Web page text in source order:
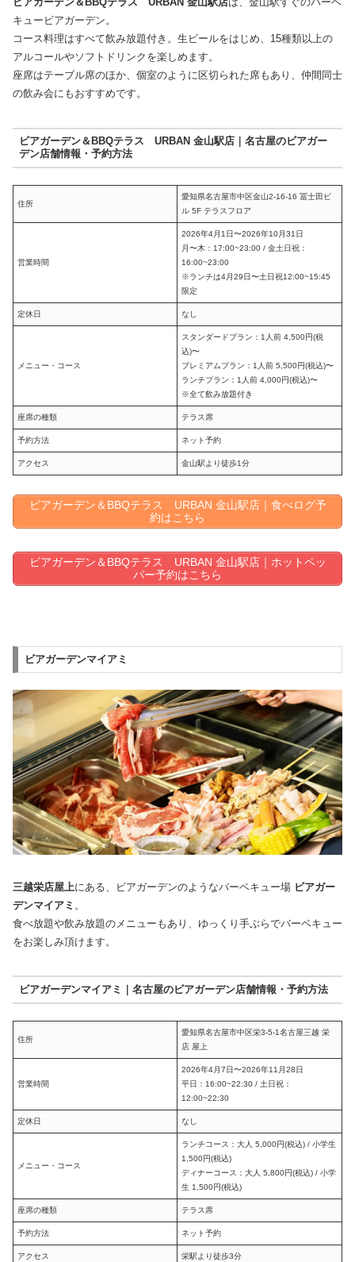
キュービアガーデン。
コース料理はすべて飲み放題付き。生ビールをはじめ、15種類以上の
アルコールやソフトドリンクを楽しめます。
座席はテーブル席のほか、個室のように区切られた席もあり、仲間同士
の飲み会にもおすすめです。
ビアガーデン＆BBQテラス URBAN 金山駅店｜名古屋のビアガー
デン店舗情報・予約方法
住所
愛知県名古屋市中区金山2-16-16 冨士田ビ
ル 5F テラスフロア
営業時間
2026年4月1日〜2026年10月31日
月〜木：17:00~23:00 / 金土日祝：
16:00~23:00
※ランチは4月29日〜土日祝12:00~15:45
限定
定休日 なし
メニュー・コース
スタンダードプラン：1人前 4,500円(税
込)〜
プレミアムプラン：1人前 5,500円(税込)〜
ランチプラン：1人前 4,000円(税込)〜
※全て飲み放題付き
座席の種類 テラス席
予約方法 ネット予約
アクセス 金山駅より徒歩1分
ビアガーデン＆BBQテラス URBAN 金山駅店｜食べログ予
約はこちら
ビアガーデン＆BBQテラス URBAN 金山駅店｜ホットペッ
パー予約はこちら
ビアガーデンマイアミ
三越栄店屋上にある、ビアガーデンのようなバーベキュー場 ビアガー
デンマイアミ 。
食べ放題や飲み放題のメニューもあり、ゆっくり手ぶらでバーベキュー
をお楽しみ頂けます。
ビアガーデンマイアミ｜名古屋のビアガーデン店舗情報・予約方法
住所
愛知県名古屋市中区栄3-5-1名古屋三越 栄
店 屋上
営業時間
2026年4月7日〜2026年11月28日
平日：16:00~22:30 / 土日祝：
12:00~22:30
定休日 なし
メニュー・コース
ランチコース：大人 5,000円(税込) / 小学生
1,500円(税込)
ディナーコース：大人 5,800円(税込) / 小学
生 1,500円(税込)
座席の種類 テラス席
予約方法 ネット予約
アクセス 栄駅より徒歩3分